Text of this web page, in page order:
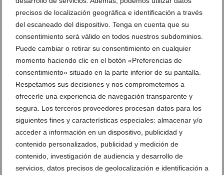
precisos de localización geográfica e identificación a través
del escaneado del dispositivo. Tenga en cuenta que su
consentimiento será válido en todos nuestros subdominios.
Puede cambiar o retirar su consentimiento en cualquier
momento haciendo clic en el botón «Preferencias de
consentimiento» situado en la parte inferior de su pantalla.
Respetamos sus decisiones y nos comprometemos a
ofrecerle una experiencia de navegación transparente y
segura. Los terceros proveedores procesan datos para los
siguientes fines y características especiales: almacenar y/o
acceder a información en un dispositivo, publicidad y
contenido personalizados, publicidad y medición de
contenido, investigación de audiencia y desarrollo de
servicios, datos precisos de geolocalización e identificación a
Todo lo que necesitas para dormir bien, ahora a un
paso de ti: la reciente apertura de Don Colchón en el
centro de Dénia
04 de diciembre de 2025